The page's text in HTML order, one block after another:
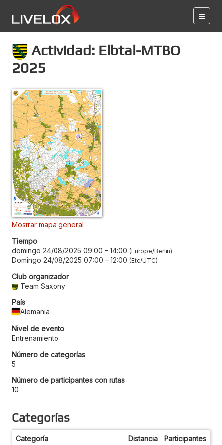
Actividad: Elbtal-MTBO
2025
Mostrar mapa general
Tiempo
domingo 24/08/2025 09:00 – 14:00 Europe/Berlin
Domingo 24/08/2025 07:00 – 12:00 Etc/UTC
Club organizador
Team Saxony
País
Alemania
Nivel de evento
Entrenamiento
Número de categorías
5
Número de participantes con rutas
10
Categorías
Categoría Distancia Participantes